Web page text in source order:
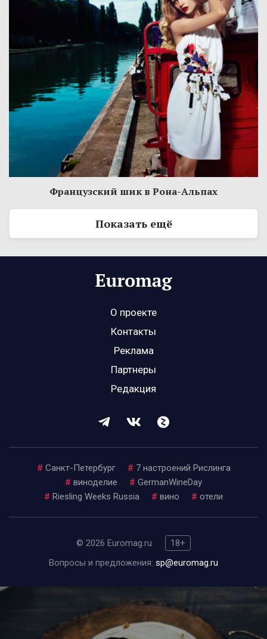
Французский шик в Рона-Альпах
Показать ещё
О проекте
Контакты
Реклама
Партнеры
Редакция
# Санкт-Петербург # 7 настроений Рислинга
# виноделие # GermanWineDay
# Riesling Weeks Russia # вино # отели
© 2026 Euromag.ru
18+
Вопросы и предложения: sp@euromag.ru